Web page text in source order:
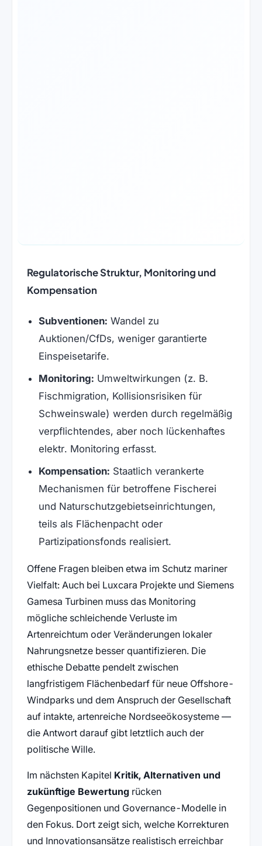
Regulatorische Struktur, Monitoring und
Kompensation
Subventionen: Wandel zu
Auktionen/CfDs, weniger garantierte
Einspeisetarife.
Monitoring: Umweltwirkungen (z. B.
Fischmigration, Kollisionsrisiken für
Schweinswale) werden durch regelmäßig
verpflichtendes, aber noch lückenhaftes
elektr. Monitoring erfasst.
Kompensation: Staatlich verankerte
Mechanismen für betroffene Fischerei
und Naturschutzgebietseinrichtungen,
teils als Flächenpacht oder
Partizipationsfonds realisiert.
Offene Fragen bleiben etwa im Schutz mariner
Vielfalt: Auch bei Luxcara Projekte und Siemens
Gamesa Turbinen muss das Monitoring
mögliche schleichende Verluste im
Artenreichtum oder Veränderungen lokaler
Nahrungsnetze besser quantifizieren. Die
ethische Debatte pendelt zwischen
langfristigem Flächenbedarf für neue Offshore-
Windparks und dem Anspruch der Gesellschaft
auf intakte, artenreiche Nordseeökosysteme —
die Antwort darauf gibt letztlich auch der
politische Wille.
Im nächsten Kapitel Kritik, Alternativen und
zukünftige Bewertungrücken
Gegenpositionen und Governance-Modelle in
den Fokus. Dort zeigt sich, welche Korrekturen
und Innovationsansätze realistisch erreichbar